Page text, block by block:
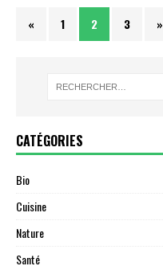
« 1 2 3 »
CATÉGORIES
Bio
Cuisine
Nature
Santé